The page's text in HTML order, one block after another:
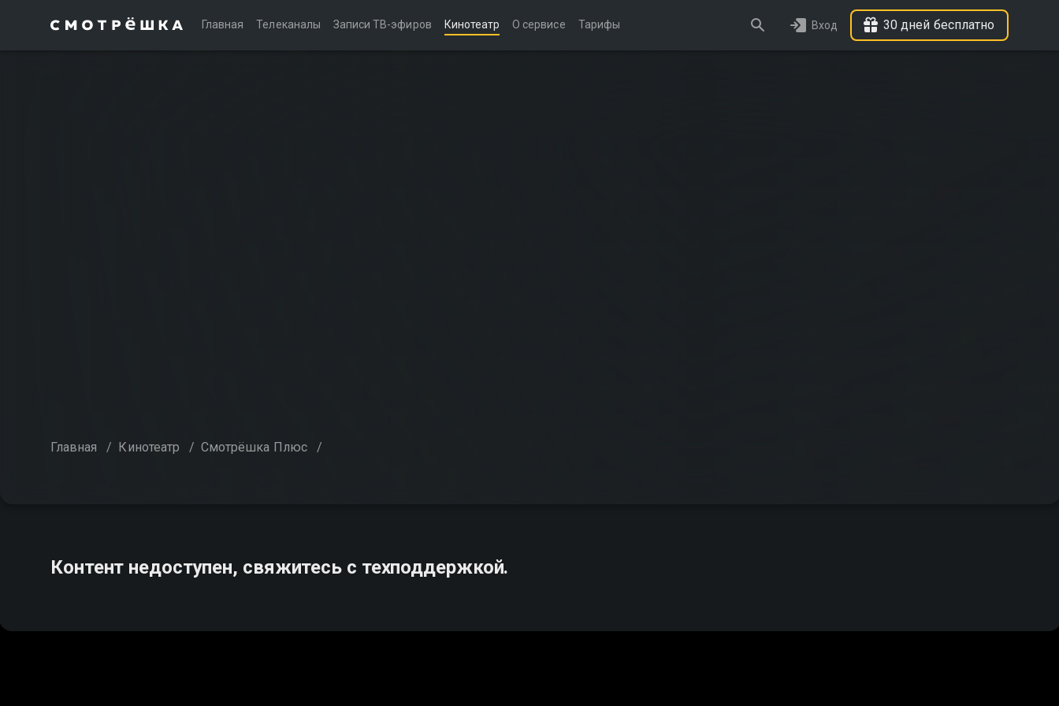
Главная Телеканалы Записи ТВ-эфиров Кинотеатр О сервисе Тарифы Вход 30 дней бесплатно
Главная / Кинотеатр / Смотрёшка Плюс /
Контент недоступен, свяжитесь с техподдержкой.